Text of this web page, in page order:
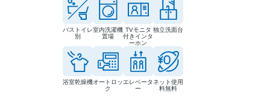
バストイレ
別
室内洗濯機
置場
TVモニタ
付きインタ
ーホン
独立洗面台
浴室乾燥機オートロッ
ク
エレベータ
ー
ネット使用
料無料